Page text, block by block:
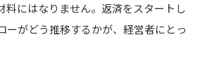
料にはなりません。返済をスタートし
ーがどう推移するかが、経営者にとっ